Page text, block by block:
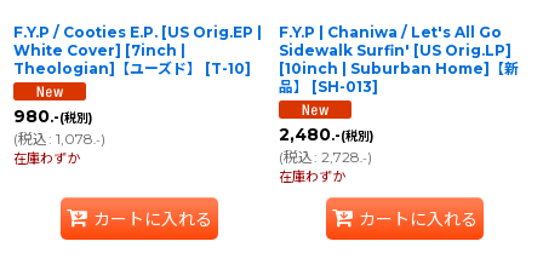
F.Y.P / Cooties E.P. [US Orig.EP |
White Cover] [7inch |
Theologian]【ユーズド】
[T-10]
980.-(税別)
(税込: 1,078.-)
在庫わずか
カートに入れる
F.Y.P | Chaniwa / Let's All Go
Sidewalk Surfin' [US Orig.LP]
[10inch | Suburban Home]【新
品】
[SH-013]
2,480.-(税別)
(税込: 2,728.-)
在庫わずか
カートに入れる